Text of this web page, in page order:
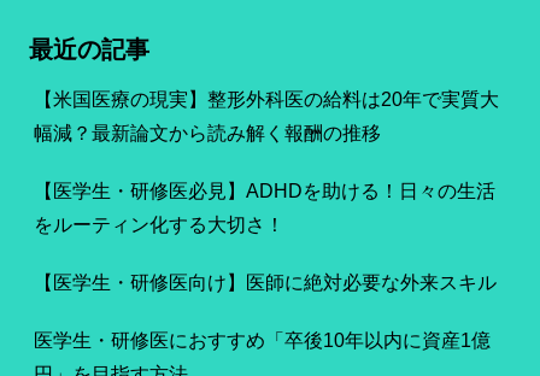
最近の記事
【米国医療の現実】整形外科医の給料は20年で実質大
幅減？最新論文から読み解く報酬の推移
【医学生・研修医必見】ADHDを助ける！日々の生活
をルーティン化する大切さ！
【医学生・研修医向け】医師に絶対必要な外来スキル
医学生・研修医におすすめ「卒後10年以内に資産1億